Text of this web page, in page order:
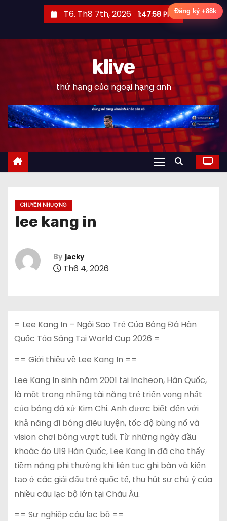
T6. Th8 7th, 2026 1:47:59 PM
klive
thứ hạng của ngoại hạng anh
CHUYỂN NHƯỢNG
lee kang in
By jacky
Th6 4, 2026
= Lee Kang In – Ngôi Sao Trẻ Của Bóng Đá Hàn
Quốc Tỏa Sáng Tại World Cup 2026 =
== Giới thiệu về Lee Kang In ==
Lee Kang In sinh năm 2001 tại Incheon, Hàn Quốc,
là một trong những tài năng trẻ triển vọng nhất
của bóng đá xứ Kim Chi. Anh được biết đến với
khả năng đi bóng điêu luyện, tốc độ bùng nổ và
vision chơi bóng vượt tuổi. Từ những ngày đầu
khoác áo U19 Hàn Quốc, Lee Kang In đã cho thấy
tiềm năng phi thường khi liên tục ghi bàn và kiến
tạo ở các giải đấu trẻ quốc tế, thu hút sự chú ý của
nhiều câu lạc bộ lớn tại Châu Âu.
== Sự nghiệp câu lạc bộ ==
Đăng ký +88k